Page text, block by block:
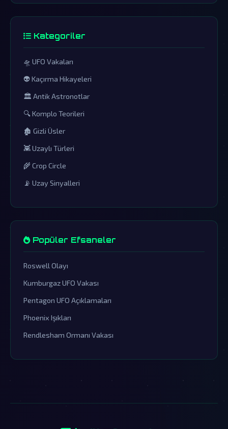
Kategoriler
🛸 UFO Vakaları
👽 Kaçırma Hikayeleri
🏛️ Antik Astronotlar
🔍 Komplo Teorileri
🏚️ Gizli Üsler
👾 Uzaylı Türleri
🌾 Crop Circle
📡 Uzay Sinyalleri
Popüler Efsaneler
Roswell Olayı
Kumburgaz UFO Vakası
Pentagon UFO Açıklamaları
Phoenix Işıkları
Rendlesham Ormanı Vakası